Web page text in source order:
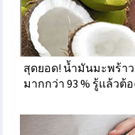
สุดยอด! น้ำมันมะพร้า
มากกว่า 93 % รู้แล้วต้